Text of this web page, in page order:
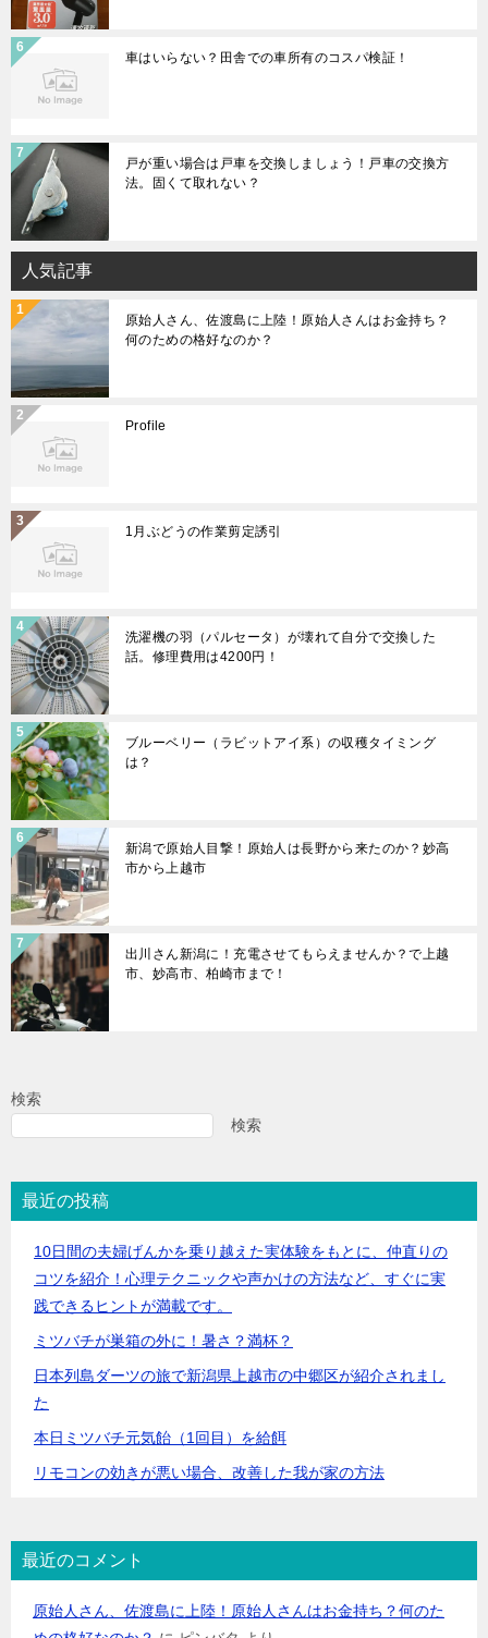
車はいらない？田舎での車所有のコスパ検証！
戸が重い場合は戸車を交換しましょう！戸車の交換方
法。固くて取れない？
人気記事
原始人さん、佐渡島に上陸！原始人さんはお金持ち？
何のための格好なのか？
Profile
1月ぶどうの作業剪定誘引
洗濯機の羽（パルセータ）が壊れて自分で交換した
話。修理費用は4200円！
ブルーベリー（ラビットアイ系）の収穫タイミング
は？
新潟で原始人目撃！原始人は長野から来たのか？妙高
市から上越市
出川さん新潟に！充電させてもらえませんか？で上越
市、妙高市、柏崎市まで！
検索
検索
最近の投稿
10日間の夫婦げんかを乗り越えた実体験をもとに、仲直りの
コツを紹介！心理テクニックや声かけの方法など、すぐに実
践できるヒントが満載です。
ミツバチが巣箱の外に！暑さ？満杯？
日本列島ダーツの旅で新潟県上越市の中郷区が紹介されまし
た
本日ミツバチ元気飴（1回目）を給餌
リモコンの効きが悪い場合、改善した我が家の方法
最近のコメント
原始人さん、佐渡島に上陸！原始人さんはお金持ち？何のた